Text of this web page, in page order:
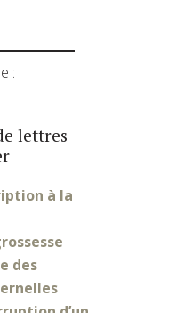
:
lettres
à la
des